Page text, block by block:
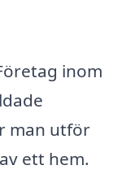
inom
man utför
ett hem.